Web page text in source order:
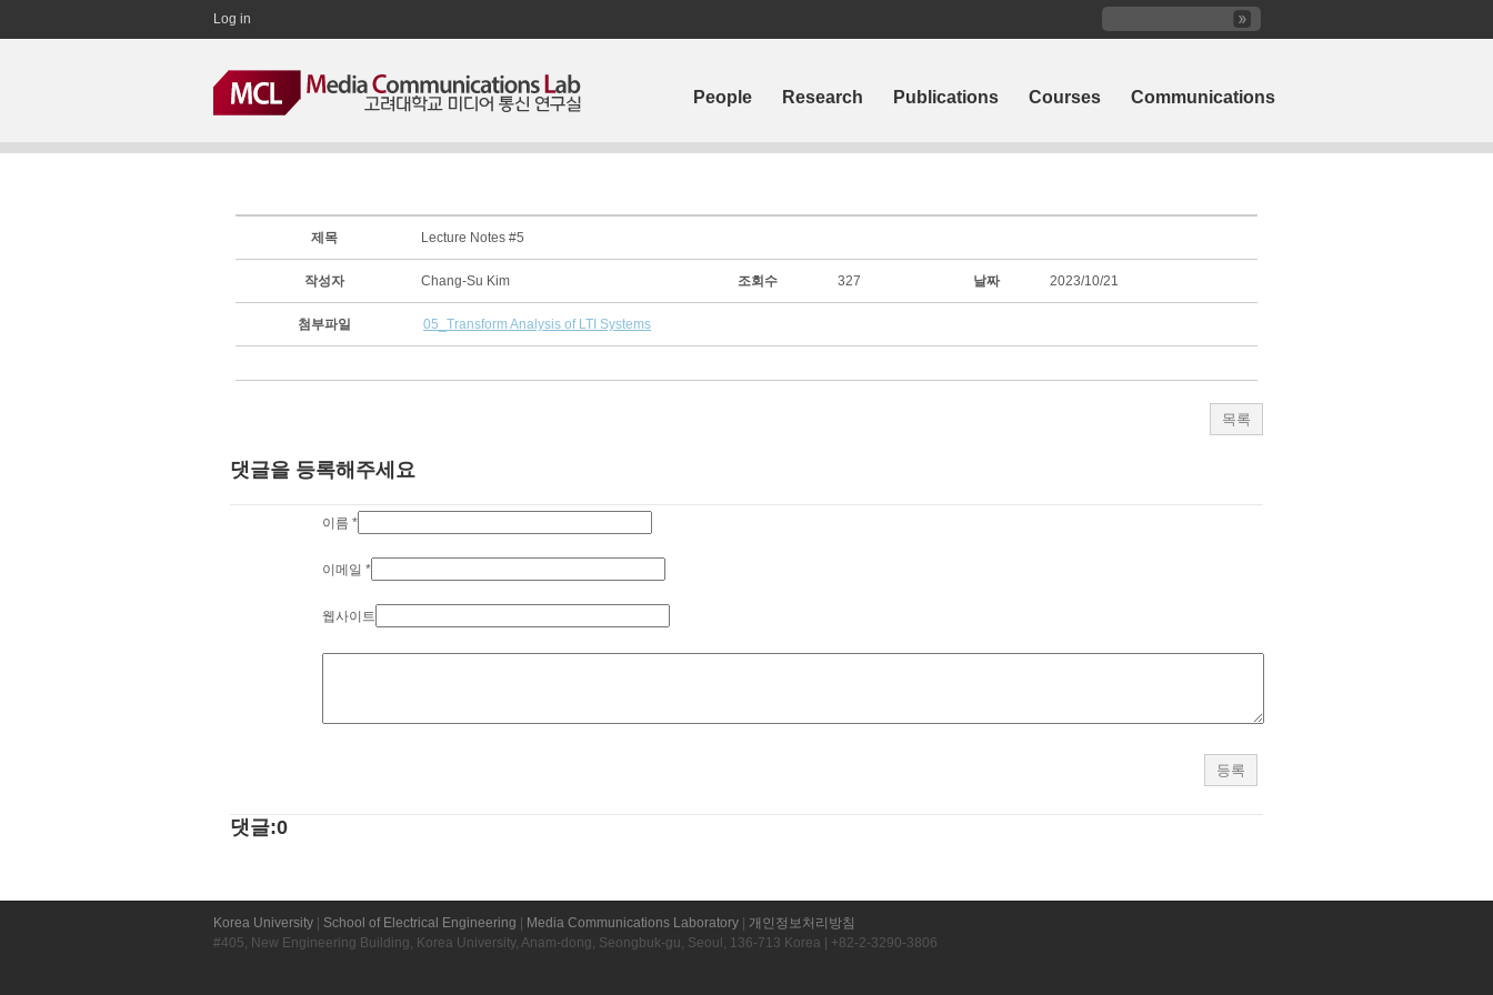
Log in
People Research Publications Courses Communications
제목 Lecture Notes #5
작성자 Chang-Su Kim 조회수 327 날짜 2023/10/21
첨부파일 05_Transform Analysis of LTI Systems
댓글을 등록해주세요
이름 *
이메일 *
웹사이트
댓글:0
Korea University School of Electrical Engineering Media Communications Laboratory
개인정보처리방침
#405, New Engineering Building, Korea University, Anam-dong, Seongbuk-gu, Seoul, 136-713 Korea | +82-2-3290-3806